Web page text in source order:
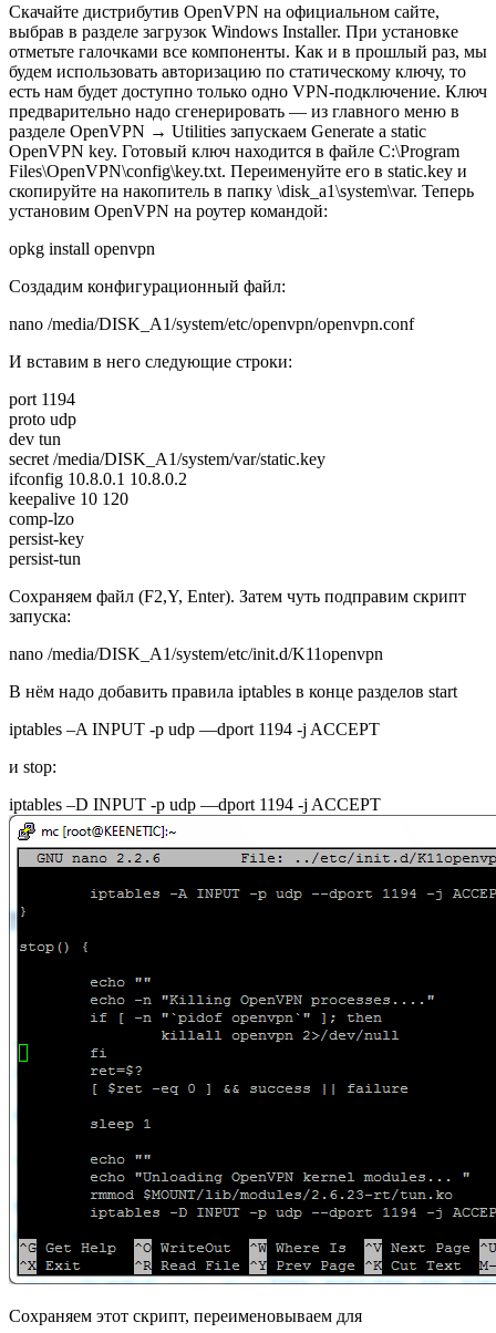
Скачайте дистрибутив OpenVPN на официальном сайте,
выбрав в разделе загрузок Windows Installer. При установке
отметьте галочками все компоненты. Как и в прошлый раз, мы
будем использовать авторизацию по статическому ключу, то
есть нам будет доступно только одно VPN-подключение. Ключ
предварительно надо сгенерировать — из главного меню в
разделе OpenVPN → Utilities запускаем Generate a static
OpenVPN key. Готовый ключ находится в файле C:\Program
Files\OpenVPN\config\key.txt. Переименуйте его в static.key и
скопируйте на накопитель в папку \disk_a1\system\var. Теперь
установим OpenVPN на роутер командой:
opkg install openvpn
Создадим конфигурационный файл:
nano /media/DISK_A1/system/etc/openvpn/openvpn.conf
И вставим в него следующие строки:
port 1194
proto udp
dev tun
secret /media/DISK_A1/system/var/static.key
ifconfig 10.8.0.1 10.8.0.2
keepalive 10 120
comp-lzo
persist-key
persist-tun
Сохраняем файл (F2,Y, Enter). Затем чуть подправим скрипт
запуска:
nano /media/DISK_A1/system/etc/init.d/K11openvpn
В нём надо добавить правила iptables в конце разделов start
iptables –A INPUT -p udp —dport 1194 -j ACCEPT
и stop:
iptables –D INPUT -p udp —dport 1194 -j ACCEPT
Сохраняем этот скрипт, переименовываем для